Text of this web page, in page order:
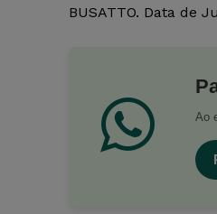
BUSATTO. Data de
Ao